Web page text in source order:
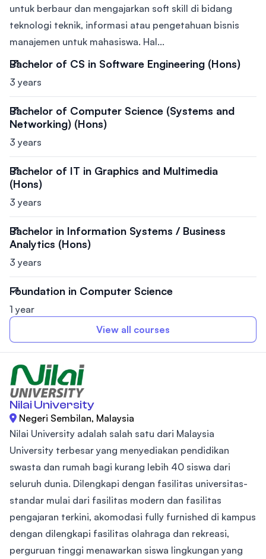
untuk berbaur dan mengajarkan soft skill di bidang
teknologi teknik, informasi atau pengetahuan bisnis
manajemen untuk mahasiswa. Hal...
Bachelor of CS in Software Engineering (Hons)
3 years
Bachelor of Computer Science (Systems and
Networking) (Hons)
3 years
Bachelor of IT in Graphics and Multimedia
(Hons)
3 years
Bachelor in Information Systems / Business
Analytics (Hons)
3 years
Foundation in Computer Science
1 year
View all courses
Nilai University
Negeri Sembilan, Malaysia
Nilai University adalah salah satu dari Malaysia
University terbesar yang menyediakan pendidikan
swasta dan rumah bagi kurang lebih 40 siswa dari
seluruh dunia. Dilengkapi dengan fasilitas universitas-
standar mulai dari fasilitas modern dan fasilitas
pengajaran terkini, akomodasi fully furnished di kampus
dengan dilengkapi fasilitas olahraga dan rekreasi,
perguruan tinggi menawarkan siswa lingkungan yang